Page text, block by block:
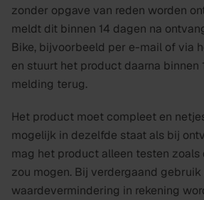
zonder opgave van reden worden
meldt dit binnen 14 dagen na
Bike, bijvoorbeeld per e-mail of via
en stuurt het product daarna binnen
melding terug.
Het product moet compleet en
mogelijk in dezelfde staat als bij
mag het product alleen testen zoals
zou mogen. Bij verdergaand gebruik
waardevermindering in rekening